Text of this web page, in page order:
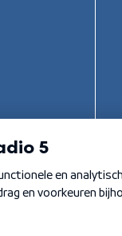
Privacybeleid